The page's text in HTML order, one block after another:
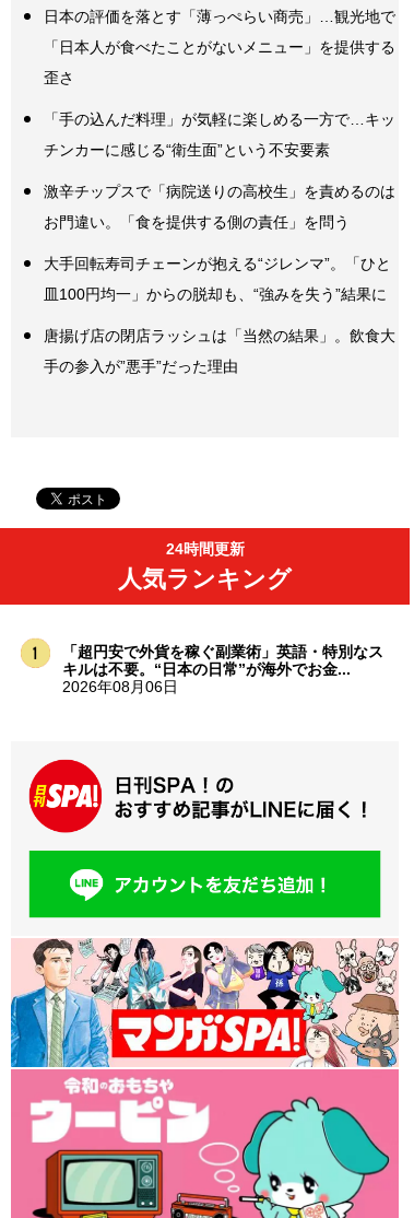
日本の評価を落とす「薄っぺらい商売」…観光地で
「日本人が食べたことがないメニュー」を提供する
歪さ
「手の込んだ料理」が気軽に楽しめる一方で…キッ
チンカーに感じる“衛生面”という不安要素
激辛チップスで「病院送りの高校生」を責めるのは
お門違い。「食を提供する側の責任」を問う
大手回転寿司チェーンが抱える“ジレンマ”。「ひと
皿100円均一」からの脱却も、“強みを失う”結果に
唐揚げ店の閉店ラッシュは「当然の結果」。飲食大
手の参入が”悪手”だった理由
24時間更新
人気ランキング
「超円安で外貨を稼ぐ副業術」英語・特別なス
キルは不要。“日本の日常”が海外でお金...
2026年08月06日